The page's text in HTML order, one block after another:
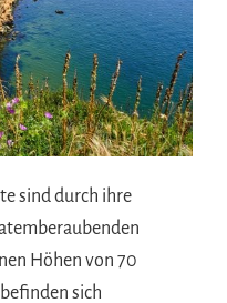
sind durch ihre
Höhen von 70
sich